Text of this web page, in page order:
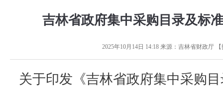
吉林省政府集中采购目录及标
2025年10月14日 14:18来源： 吉林省财政厅【
关于印发《吉林省政府集中采购